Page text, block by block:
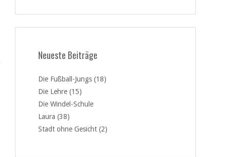
Neueste Beiträge
Die Fußball-Jungs (18)
Die Lehre (15)
Die Windel-Schule
Laura (38)
Stadt ohne Gesicht (2)